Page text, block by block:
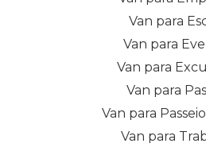
Van para
Van para
Van para
Van para
Van para
Van para